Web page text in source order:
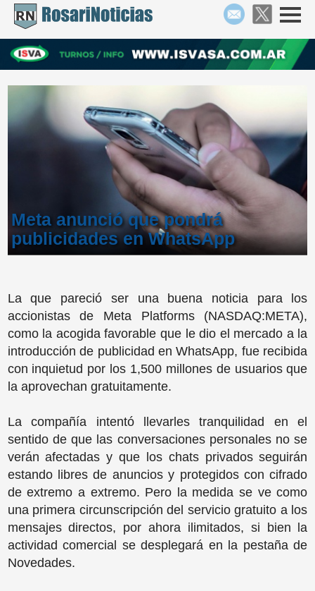
Meta anunció que pondrá
publicidades en WhatsApp
La que pareció ser una buena noticia para los
accionistas de Meta Platforms (NASDAQ:META),
como la acogida favorable que le dio el mercado a la
introducción de publicidad en WhatsApp, fue recibida
con inquietud por los 1,500 millones de usuarios que
la aprovechan gratuitamente.
La compañía intentó llevarles tranquilidad en el
sentido de que las conversaciones personales no se
verán afectadas y que los chats privados seguirán
estando libres de anuncios y protegidos con cifrado
de extremo a extremo. Pero la medida se ve como
una primera circunscripción del servicio gratuito a los
mensajes directos, por ahora ilimitados, si bien la
actividad comercial se desplegará en la pestaña de
Novedades.